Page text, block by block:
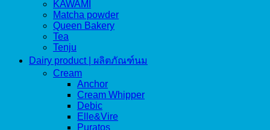
KAWAMI
Matcha powder
Queen Bakery
Tea
Tenju
Dairy product | ผลิตภัณฑ์นม
Cream
Anchor
Cream Whipper
Debic
Elle&Vire
Puratos